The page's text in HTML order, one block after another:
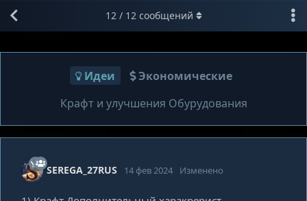
Идеи
Экономические
Крафт и улучшения Обурудования
12/ 12сообщений
SEREGA_27RUS 14 фев 2024 Изменено